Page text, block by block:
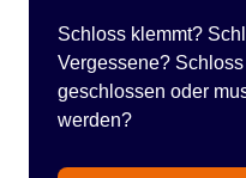
Schloss klemmt?
Vergessene?
geschlossen oder
werden?